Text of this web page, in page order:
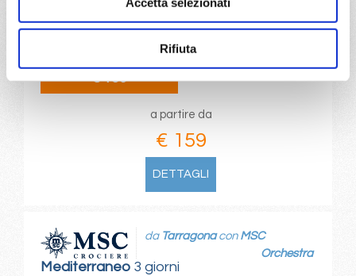
Rifiuta
Amsterdam - rotterdam, Paris (le havre), Southampton,
Amburgo
€ 159
a partire da
€ 159
DETTAGLI
Mediterraneo3 giorni
da Tarragonacon MSC
Orchestra